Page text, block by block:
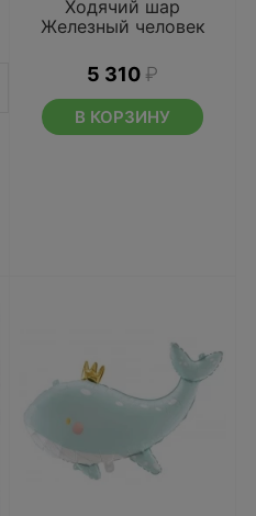
Ходячий шар
Железный человек
5 310 ₽
В КОРЗИНУ